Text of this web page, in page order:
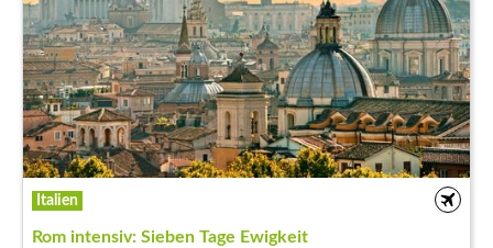
Italien
Rom intensiv: Sieben Tage Ewigkeit